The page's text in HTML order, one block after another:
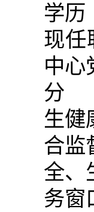
学历
现任
中心
分
生健
合监
全、
务窗